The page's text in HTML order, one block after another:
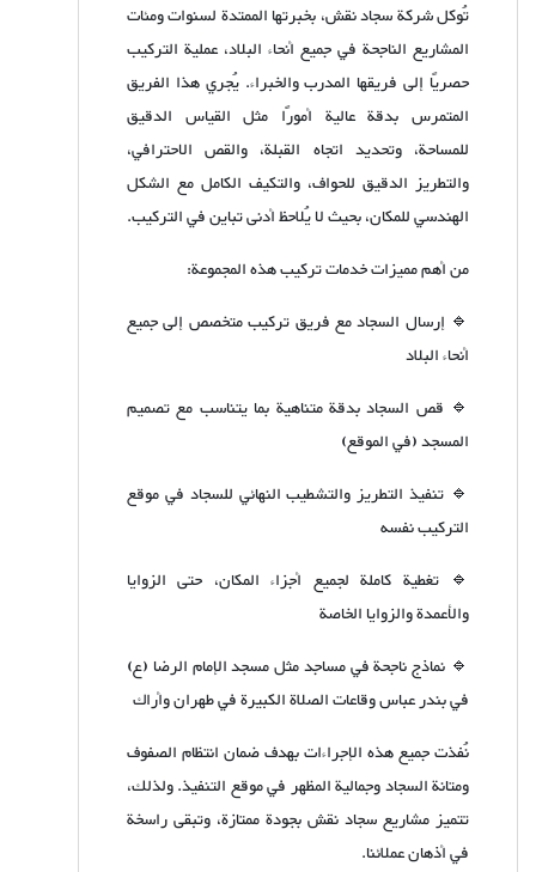
تُوكل شركة سجاد نقش، بخبرتها الممتدة لسنوات ومئات
المشاريع الناجحة في جميع أنحاء البلاد، عملية التركيب
حصريًا إلى فريقها المدرب والخبراء. يُجري هذا الفريق
المتمرس بدقة عالية أمورًا مثل القياس الدقيق
للمساحة، وتحديد اتجاه القبلة، والقص الاحترافي،
والتطريز الدقيق للحواف، والتكيف الكامل مع الشكل
الهندسي للمكان، بحيث لا يُلاحظ أدنى تباين في التركيب.
من أهم مميزات خدمات تركيب هذه المجموعة:
🔹 إرسال السجاد مع فريق تركيب متخصص إلى جميع
أنحاء البلاد
🔹 قص السجاد بدقة متناهية بما يتناسب مع تصميم
المسجد (في الموقع)
🔹 تنفيذ التطريز والتشطيب النهائي للسجاد في موقع
التركيب نفسه
🔹 تغطية كاملة لجميع أجزاء المكان، حتى الزوايا
والأعمدة والزوايا الخاصة
🔹 نماذج ناجحة في مساجد مثل مسجد الإمام الرضا (ع)
في بندر عباس وقاعات الصلاة الكبيرة في طهران وأراك
نُفذت جميع هذه الإجراءات بهدف ضمان انتظام الصفوف
ومتانة السجاد وجمالية المظهر في موقع التنفيذ. ولذلك،
تتميز مشاريع سجاد نقش بجودة ممتازة، وتبقى راسخة
في أذهان عملائنا.